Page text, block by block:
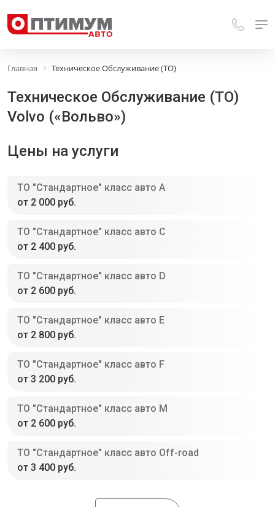
Главная Техническое Обслуживание (ТО)
Техническое Обслуживание (ТО)
Volvo («Вольво»)
Цены на услуги
ТО "Стандартное" класс авто A
от 2 000 руб.
ТО "Стандартное" класс авто С
от 2 400 руб.
ТО "Стандартное" класс авто D
от 2 600 руб.
ТО "Стандартное" класс авто E
от 2 800 руб.
ТО "Стандартное" класс авто F
от 3 200 руб.
ТО "Стандартное" класс авто M
от 2 600 руб.
ТО "Стандартное" класс авто Off-road
от 3 400 руб.